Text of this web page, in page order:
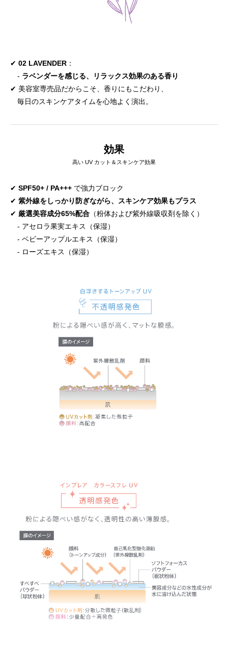
✔ 02 LAVENDER ：
- ラベンダーを感じる、リラックス効果のある香り
✔ 美容室専売品だからこそ、香りにもこだわり、
毎日のスキンケアタイムを心地よく演出。
効果
高い UV カット＆スキンケア効果
✔ SPF50+ / PA+++ で強力ブロック
✔ 紫外線をしっかり防ぎながら、スキンケア効果もプラス
✔ 厳選美容成分65%配合 （粉体および紫外線吸収剤を除く）
- アセロラ果実エキス（保湿）
- ベビーアップルエキス（保湿）
- ローズエキス（保湿）